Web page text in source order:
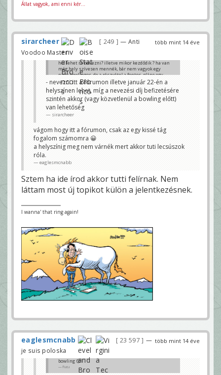
Állat vagyok, ami enni kér...
több mint 14 éve
sirarcheer 249
— Anti
Voodoo Master
hol lehet rá nevezni? illetve mikor kezdődik ? ha van
még hely szívesen mennék, bár nem vagyok egy
nagy bowlingos, de a részvétel a fontos, pláne egy
eagles-fannek 😀
- nevezni itt a fórumon illetve január 22-én a
helyszínen lehet, míg a nevezési díj befizetésére
szintén akkor (vagy közvetlenül a bowling előtt)
van lehetőség
sirarcheer
vágom hogy itt a fórumon, csak az egy kissé tág
fogalom számomra 😀
a helyszínig meg nem várnék mert akkor tuti lecsúszok
róla.
eaglesmcnabb
Sztem ha ide írod akkor tutti felírnak. Nem
láttam most új topikot külön a jelentkezésnek.
I wanna' that ring again!
több mint 14 éve
eaglesmcnabb 23 597
—
je suis poloska
bowling 😊
Fucu